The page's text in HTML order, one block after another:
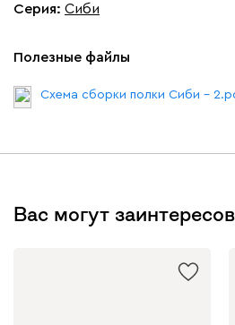
Серия: Сиби
Полезные файлы
Схема сборки полки Сиби -
Вас могут